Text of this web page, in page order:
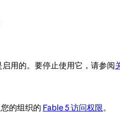
用的。要停止使用它，请参阅
的组织的 Fable 5 访问权限。